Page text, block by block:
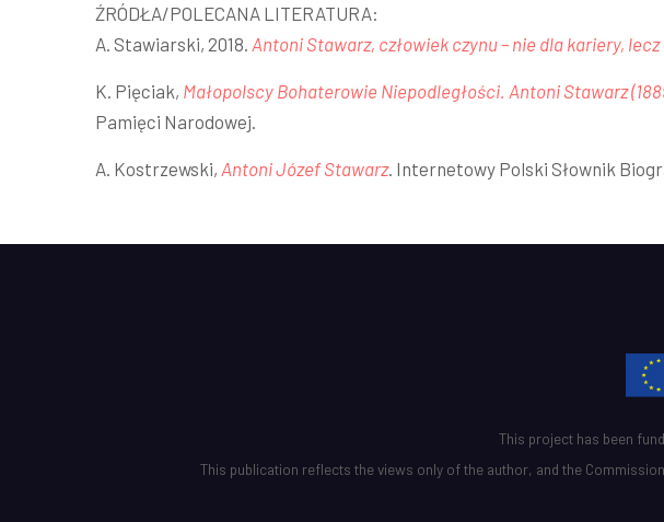
ŹRÓDŁA/POLECANA LITERATURA:
A. Stawiarski, 2018. Antoni Stawarz, człowiek czynu – nie dla kariery,
K. Pięciak, Małopolscy Bohaterowie Niepodległości. Antoni Stawarz
Pamięci Narodowej.
A. Kostrzewski, Antoni Józef Stawarz. Internetowy Polski Słownik
This project has been
This publication reflects the views only of the author, and the